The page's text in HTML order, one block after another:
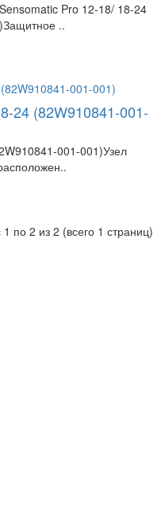
Pro 12-18/ 18-24
..
24 (82W910841-001-
001-001)Узел
по 2 из 2 (всего 1 страниц)